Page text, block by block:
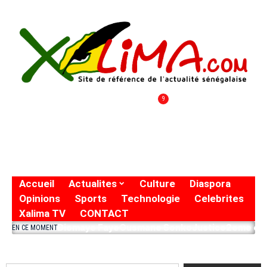
9
Accueil Actualites Culture
Diaspora
Opinions
Sports Technologie
Celebrites
Xalima TV
CONTACT
EN CE MOMENTDiomaye FayeOusmane SonkoJustice2eme